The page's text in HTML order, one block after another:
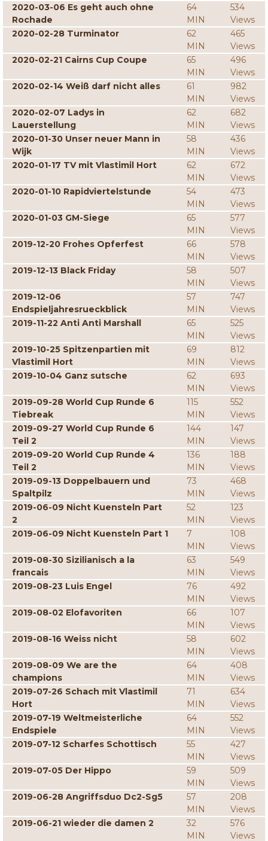
2020-03-06 Es geht auch ohne
Rochade
64
MIN
534
Views
2020-02-28 Turminator
62
MIN
465
Views
2020-02-21 Cairns Cup Coupe
65
MIN
496
Views
2020-02-14 Weiß darf nicht alles
61
MIN
982
Views
2020-02-07 Ladys in
Lauerstellung
62
MIN
682
Views
2020-01-30 Unser neuer Mann in
Wijk
58
MIN
436
Views
2020-01-17 TV mit Vlastimil Hort
62
MIN
672
Views
2020-01-10 Rapidviertelstunde
54
MIN
473
Views
2020-01-03 GM-Siege
65
MIN
577
Views
2019-12-20 Frohes Opferfest
66
MIN
578
Views
2019-12-13 Black Friday
58
MIN
507
Views
2019-12-06
Endspieljahresrueckblick
57
MIN
747
Views
2019-11-22 Anti Anti Marshall
65
MIN
525
Views
2019-10-25 Spitzenpartien mit
Vlastimil Hort
69
MIN
812
Views
2019-10-04 Ganz sutsche
62
MIN
693
Views
2019-09-28 World Cup Runde 6
Tiebreak
115
MIN
552
Views
2019-09-27 World Cup Runde 6
Teil 2
144
MIN
147
Views
2019-09-20 World Cup Runde 4
Teil 2
136
MIN
188
Views
2019-09-13 Doppelbauern und
Spaltpilz
73
MIN
468
Views
2019-06-09 Nicht Kuensteln Part
2
52
MIN
123
Views
2019-06-09 Nicht Kuensteln Part 1
7
MIN
108
Views
2019-08-30 Sizilianisch a la
francais
63
MIN
549
Views
2019-08-23 Luis Engel
76
MIN
492
Views
2019-08-02 Elofavoriten
66
MIN
107
Views
2019-08-16 Weiss nicht
58
MIN
602
Views
2019-08-09 We are the
champions
64
MIN
408
Views
2019-07-26 Schach mit Vlastimil
Hort
71
MIN
634
Views
2019-07-19 Weltmeisterliche
Endspiele
64
MIN
552
Views
2019-07-12 Scharfes Schottisch
55
MIN
427
Views
2019-07-05 Der Hippo
59
MIN
509
Views
2019-06-28 Angriffsduo Dc2-Sg5
57
MIN
208
Views
2019-06-21 wieder die damen 2
32
MIN
576
Views